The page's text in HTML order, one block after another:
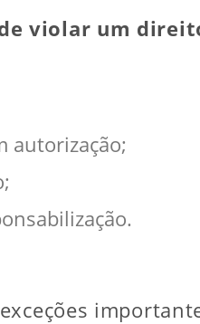
violar um
autorização;